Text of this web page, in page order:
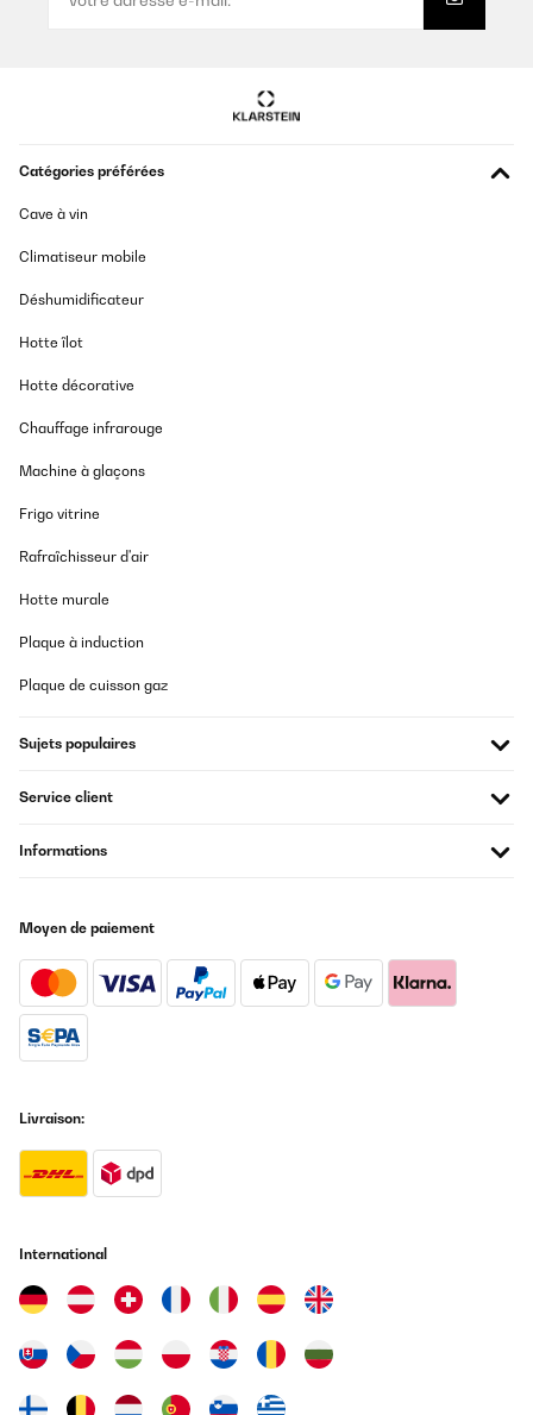
Catégories préférées
Cave à vin
Climatiseur mobile
Déshumidificateur
Hotte îlot
Hotte décorative
Chauffage infrarouge
Machine à glaçons
Frigo vitrine
Rafraîchisseur d'air
Hotte murale
Plaque à induction
Plaque de cuisson gaz
Sujets populaires
Service client
Informations
Moyen de paiement
Livraison:
International